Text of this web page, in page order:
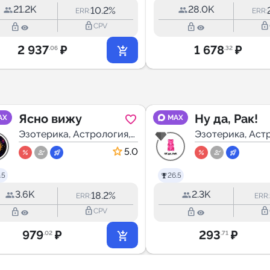
21.2K ERR:10.2%
lock_outline lock_outlineCPV
2 937.06 ₽
28.0K ERR:
lock_outline lock_outline
1 678.32 ₽
Ясно вижу
Эзотерика, Астрология,
Мистика
5.0
3.6K ERR:18.2%
lock_outline lock_outlineCPV
979.02 ₽
MAX
26.5
Ну да, Рак!
Эзотерика,
Мистика
2.3K ERR:
lock_outline lock_outline
293.71 ₽